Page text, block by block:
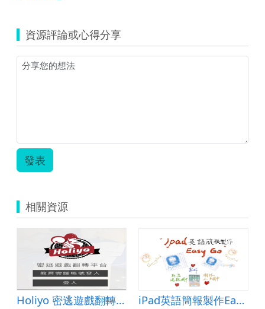
資源評論或心得分享
發表
相關資源
Holiyo 密逃遊戲翻轉平台 iPad英語簡報製作Easy Go